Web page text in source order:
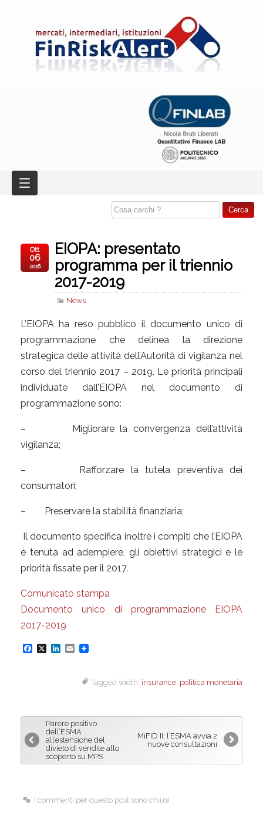
EIOPA: presentato
programma per il triennio
2017-2019
News
Ott
06
2016
L’EIOPA ha reso pubblico il documento unico di
programmazione che delinea la direzione
strategica delle attività dell’Autorità di vigilanza nel
corso del triennio 2017 – 2019. Le priorità principali
individuate dall’EIOPA nel documento di
programmazione sono:
– Migliorare la convergenza dell’attività
vigilanza;
– Rafforzare la tutela preventiva dei
consumatori;
– Preservare la stabilità finanziaria;
Il documento specifica inoltre i compiti che l’EIOPA
è tenuta ad adempiere, gli obiettivi strategici e le
priorità fissate per il 2017.
Comunicato stampa
Documento unico di programmazione EIOPA
2017-2019
F
b
o
o
k
X
L
e
d
I
n
E
l
Tagged width: insurance politica monetaria
Parere positivo
dell’ESMA
all’estensione del
divieto di vendite allo
scoperto su MPS
MiFID II: l’ESMA avvia 2
nuove consultazioni
I commenti per questo post sono chiusi